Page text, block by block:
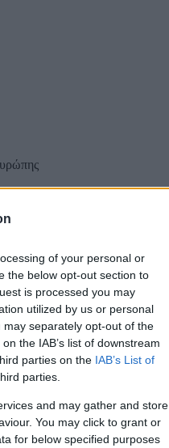
of your personal or
the below opt-out section to
is processed you may
utilized by us or personal
separately opt-out of the
the IAB’s list of downstream
parties on the IAB’s List of
parties.
and may gather and store
You may click to grant or
for below specified purposes
των
είναι αυτά